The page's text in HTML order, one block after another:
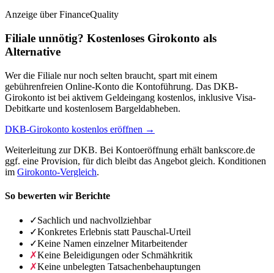
Anzeige über FinanceQuality
Filiale unnötig? Kostenloses Girokonto als
Alternative
Wer die Filiale nur noch selten braucht, spart mit einem
gebührenfreien Online-Konto die Kontoführung. Das DKB-
Girokonto ist bei aktivem Geldeingang kostenlos, inklusive Visa-
Debitkarte und kostenlosem Bargeldabheben.
DKB-Girokonto kostenlos eröffnen →
Weiterleitung zur DKB. Bei Kontoeröffnung erhält bankscore.de
ggf. eine Provision, für dich bleibt das Angebot gleich. Konditionen
im Girokonto-Vergleich.
So bewerten wir Berichte
✓Sachlich und nachvollziehbar
✓Konkretes Erlebnis statt Pauschal-Urteil
✓Keine Namen einzelner Mitarbeitender
✗Keine Beleidigungen oder Schmähkritik
✗Keine unbelegten Tatsachenbehauptungen